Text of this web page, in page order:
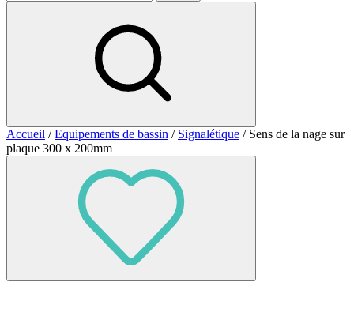
Accueil /Equipements de bassin / Signalétique / Sens de la nage sur
plaque 300 x 200mm